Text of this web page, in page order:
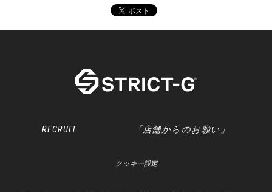
RECRUIT 「店舗からのお願い」
クッキー設定